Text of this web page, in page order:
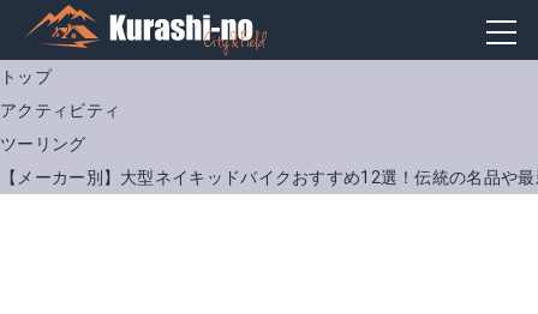
トップ
アクティビティ
ツーリング
【メーカー別】大型ネイキッドバイクおすすめ12選！伝統の名品や